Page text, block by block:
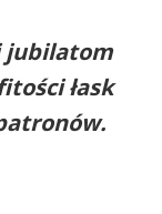
jubilatom
łask